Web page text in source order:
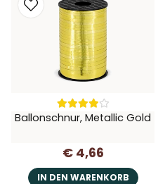
Ballonschnur, Metallic Gold
€ 4,66
IN DEN WARENKORB